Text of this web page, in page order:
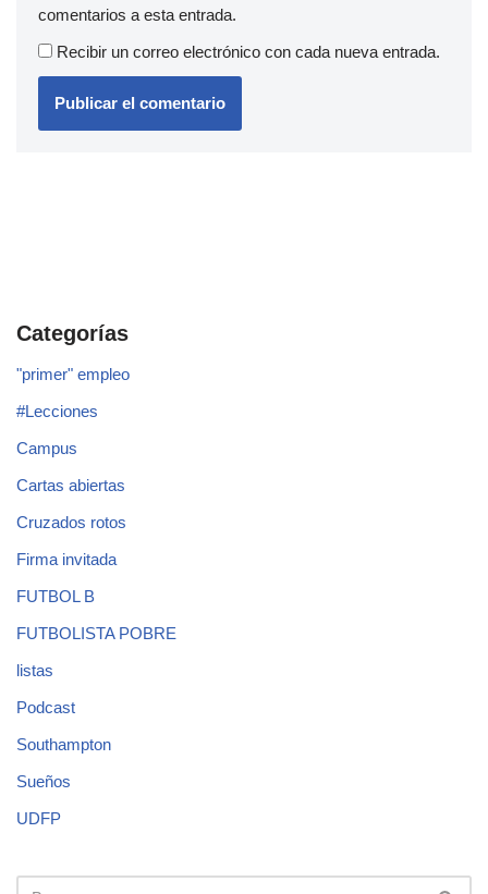
comentarios a esta entrada.
Recibir un correo electrónico con cada nueva entrada.
Categorías
"primer" empleo
#Lecciones
Campus
Cartas abiertas
Cruzados rotos
Firma invitada
FUTBOL B
FUTBOLISTA POBRE
listas
Podcast
Southampton
Sueños
UDFP